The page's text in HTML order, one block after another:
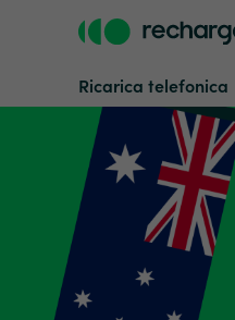
Ricarica telefonica